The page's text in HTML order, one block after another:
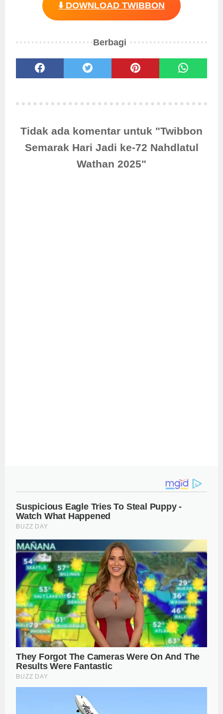
⬇️ DOWNLOAD TWIBBON
Berbagi
Tidak ada komentar untuk "Twibbon
Semarak Hari Jadi ke-72 Nahdlatul
Wathan 2025"